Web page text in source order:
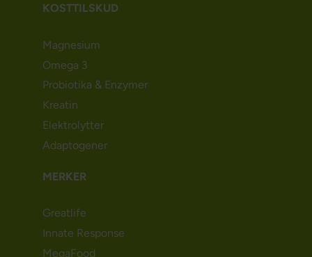
KOSTTILSKUD
Magnesium
Omega 3
Probiotika & Enzymer
Kreatin
Elektrolytter
Adaptogener
MERKER
Greatlife
Innate Response
MegaFood